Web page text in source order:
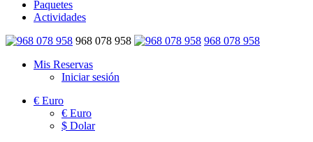
Paquetes
Actividades
968 078 958
968 078 958
Mis Reservas
Iniciar sesión
€ Euro
€ Euro
$ Dolar